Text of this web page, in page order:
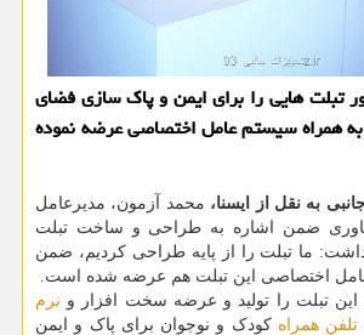
تبلت هایی را برای ایمن و پاک سازی فضای
همراه سیستم عامل اختصاصی عرضه نموده
به نقل از ایسنا، محمد آزمون، مدیرعامل
ضمن اشاره به طراحی و ساخت تبلت
ما تبلت را از پایه طراحی کردیم، ضمن
اختصاصی این تبلت هم عرضه شده است.
تبلت را تولید و عرضه سخت افزار و نرم
تلفن همراه کودک و نوجوان برای پاک و ایمن